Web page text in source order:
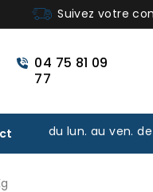
Suivez votre
04 75 81 09
77
du lun. au ven.